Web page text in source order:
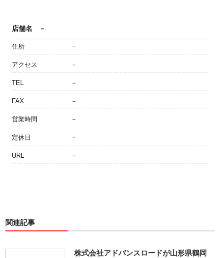
店舗名 －
住所 －
アクセス －
TEL －
FAX －
営業時間 －
定休日 －
URL －
関連記事
株式会社アドバンスロードが山形県鶴岡